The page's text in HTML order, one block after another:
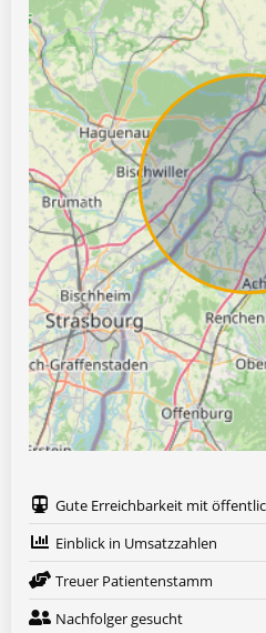
Gute Erreichbarkeit mit
Einblick in Umsatzzahlen
Treuer Patientenstamm
Nachfolger gesucht